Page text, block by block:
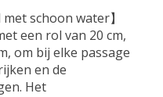
schoon water】
een rol van 20 cm,
om bij elke passage
en de
Het